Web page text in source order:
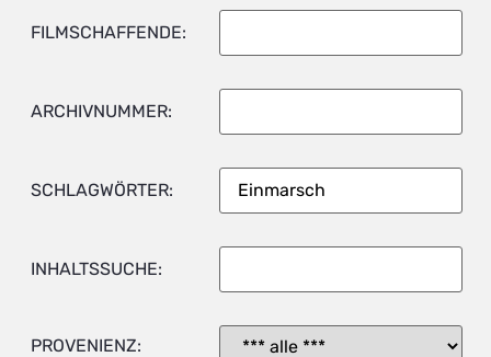
FILMSCHAFFENDE:
ARCHIVNUMMER:
SCHLAGWÖRTER:
INHALTSSUCHE:
PROVENIENZ: